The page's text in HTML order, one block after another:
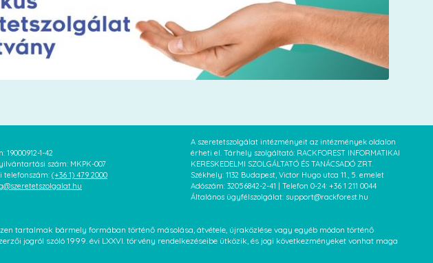
19000912-1-42
szám: MKPK-007
telefonszám: (+36 1) 479 2000
A szeretetszolgálat intézményeit az intézmények oldalon
érheti el. Tárhely szolgáltató: RACKFOREST INFORMATIKAI
KERESKEDELMI SZOLGÁLTATÓ ÉS TANÁCSADÓ ZRT.
Székhely: 1132 Budapest, Victor Hugo utca 11., 5. emelet
Adószám: 32056842-2-41 | Telefon 0-24: +36 1 211 0044
Általános ügyfélszolgálat: support@rackforest.hu
tartalmak bármely formában történő másolása, átvétele, újraközlése vagy egyéb módon történő
jogról szóló 1999. évi LXXVI. törvény rendelkezéseibe ütközik, és jogi következményeket vonhat maga